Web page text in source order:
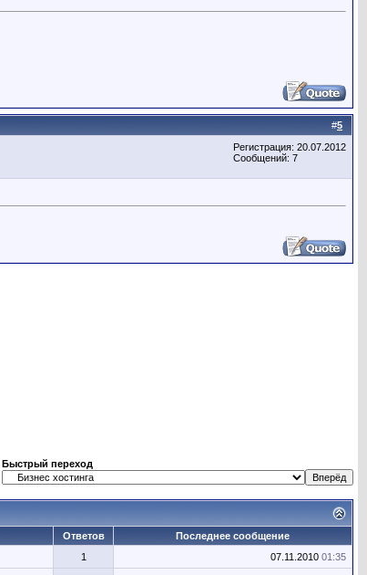
#5
Регистрация: 20.07.2012
Сообщений: 7
Быстрый переход
Ответов
Последнее сообщение
1 07.11.2010 01:35